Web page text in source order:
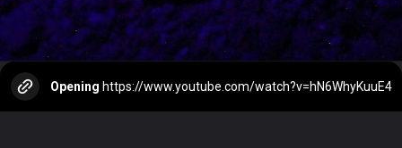
Opening https://www.youtube.com/watch?v=hN6WhyKuuE4